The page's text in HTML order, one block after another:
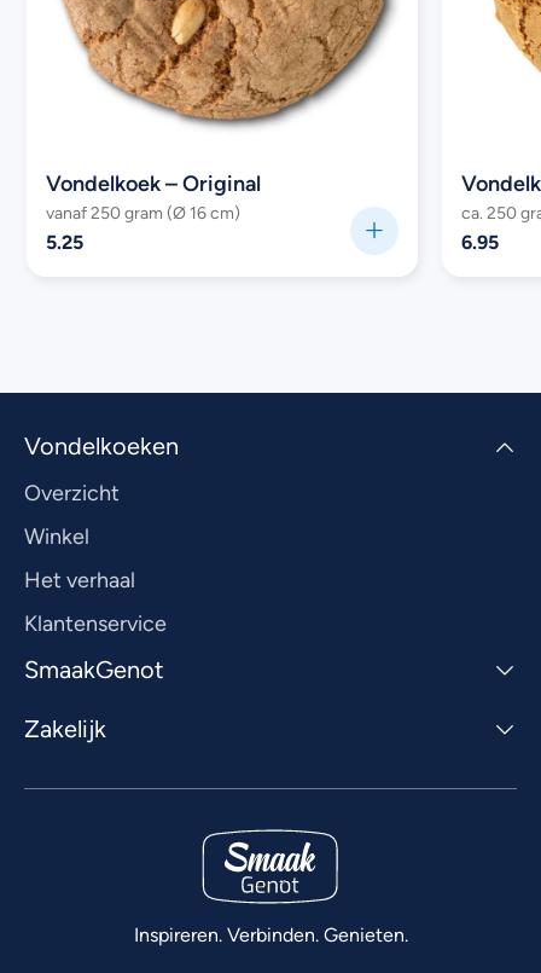
Vondelkoek – Original
vanaf 250 gram (Ø 16 cm)
5.25
ca. 250
6.95
Vondelkoeken
Overzicht
Winkel
Het verhaal
Klantenservice
SmaakGenot
Zakelijk
Inspireren. Verbinden. Genieten.